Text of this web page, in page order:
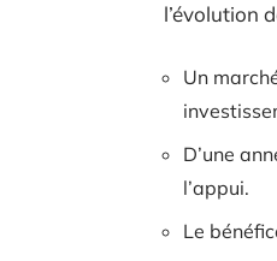
l’évolution
Un
D’une
l’appui.
Le